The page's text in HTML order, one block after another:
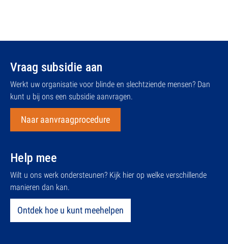
Vraag subsidie aan
Werkt uw organisatie voor blinde en slechtziende mensen? Dan
kunt u bij ons een subsidie aanvragen.
Naar aanvraagprocedure
Help mee
Wilt u ons werk ondersteunen? Kijk hier op welke verschillende
manieren dan kan.
Ontdek hoe u kunt meehelpen